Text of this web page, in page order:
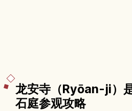
龙安寺（Ryōan-ji）
石庭参观攻略